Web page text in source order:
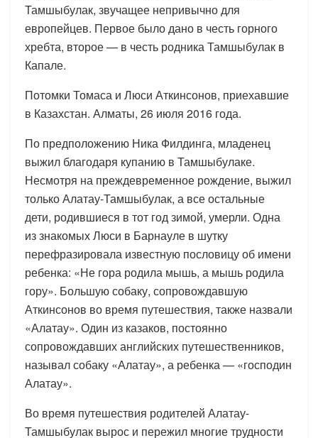
Тамшыбулак, звучащее непривычно для
европейцев. Первое было дано в честь горного
хребта, второе — в честь родника Тамшыбулак в
Капале.
Потомки Томаса и Люси Аткинсонов, приехавшие
в Казахстан. Алматы, 26 июля 2016 года.
По предположению Ника Филдинга, младенец
выжил благодаря купанию в Тамшыбулаке.
Несмотря на преждевременное рождение, выжил
только Алатау-Тамшыбулак, а все остальные
дети, родившиеся в тот год зимой, умерли. Одна
из знакомых Люси в Барнауле в шутку
перефразировала известную пословицу об имени
ребенка: «Не гора родила мышь, а мышь родила
гору». Большую собаку, сопровождавшую
Аткинсонов во время путешествия, также назвали
«Алатау». Один из казаков, постоянно
сопровождавших английских путешественников,
называл собаку «Алатау», а ребенка — «господин
Алатау».
Во время путешествия родителей Алатау-
Тамшыбулак вырос и пережил многие трудности